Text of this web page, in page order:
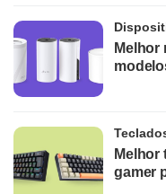
Melhor
Melhor
gamer